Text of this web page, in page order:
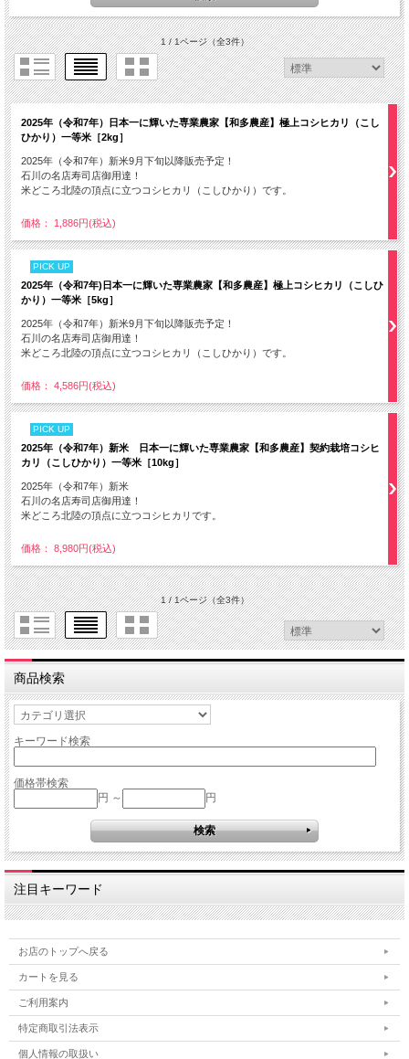
1 / 1ページ（全3件）
2025年（令和7年）日本一に輝いた専業農家【和多農産】極上コシヒカリ（こし
ひかり）一等米［2kg］
2025年（令和7年）新米9月下旬以降販売予定！
石川の名店寿司店御用達！
米どころ北陸の頂点に立つコシヒカリ（こしひかり）です。
価格： 1,886円(税込)
PICK UP
2025年（令和7年)日本一に輝いた専業農家【和多農産】極上コシヒカリ（こしひ
かり）一等米［5kg］
2025年（令和7年）新米9月下旬以降販売予定！
石川の名店寿司店御用達！
米どころ北陸の頂点に立つコシヒカリ（こしひかり）です。
価格： 4,586円(税込)
PICK UP
2025年（令和7年）新米 日本一に輝いた専業農家【和多農産】契約栽培コシヒ
カリ（こしひかり）一等米［10kg］
2025年（令和7年）新米
石川の名店寿司店御用達！
米どころ北陸の頂点に立つコシヒカリです。
価格： 8,980円(税込)
1 / 1ページ（全3件）
商品検索
キーワード検索
価格帯検索
円 ～
円
注目キーワード
お店のトップへ戻る
カートを見る
ご利用案内
特定商取引法表示
個人情報の取扱い